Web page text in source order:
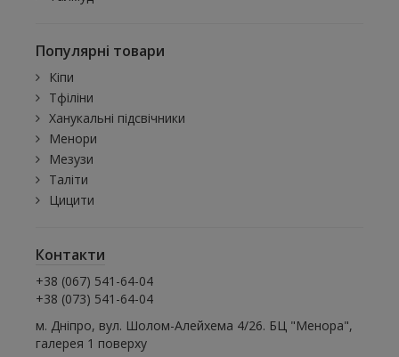
Популярні товари
Кіпи
Тфіліни
Ханукальні підсвічники
Менори
Мезузи
Таліти
Цицити
Контакти
+38 (067) 541-64-04
+38 (073) 541-64-04
м. Дніпро, вул. Шолом-Алейхема 4/26. БЦ "Менора",
галерея 1 поверху